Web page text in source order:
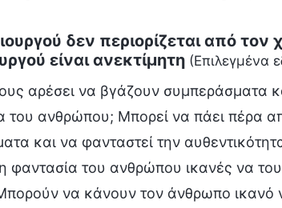
δεν περιορίζεται από
είναι ανεκτίμητη (Επιλεγμένα
αρέσει να βγάζουν συμπεράσματα
του ανθρώπου; Μπορεί να πάει πέρα
και να φανταστεί την
η φαντασία του ανθρώπου ικανές να
να κάνουν τον άνθρωπο ικανό